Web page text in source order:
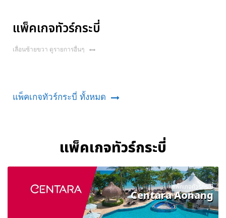
แพ็คเกจทัวร์กระบี่
เลื่อนซ้ายขวา ดูรายการอื่นๆ
แพ็คเกจทัวร์กระบี่ ทั้งหมด
แพ็คเกจทัวร์กระบี่
แพ็คเกจทัวร์กระบี่
Centara Aonang